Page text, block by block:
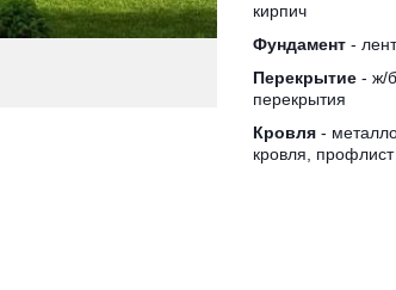
кирпич
Фундамент -
Перекрытие - ж/
перекрытия
Кровля -
кровля, профлист